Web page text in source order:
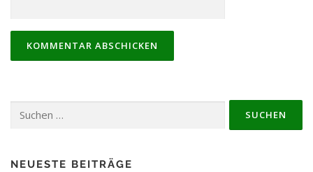
nach:
NEUESTE BEITRÄGE